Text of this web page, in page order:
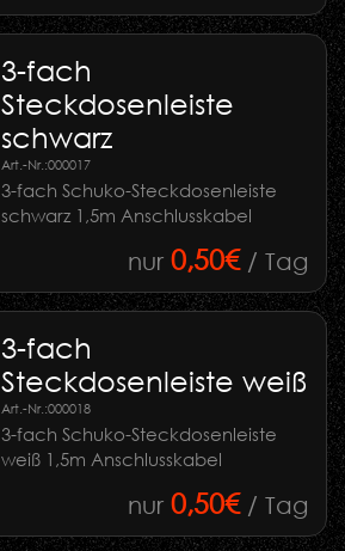
3-fach
Steckdosenleiste
schwarz
3-fach Schuko-Steckdosenleiste
schwarz 1,5m Anschlusskabel
Art.-Nr.:000017
nur 0,50€/ Tag
3-fach
Steckdosenleiste weiß
3-fach Schuko-Steckdosenleiste
weiß 1,5m Anschlusskabel
Art.-Nr.:000018
nur 0,50€/ Tag